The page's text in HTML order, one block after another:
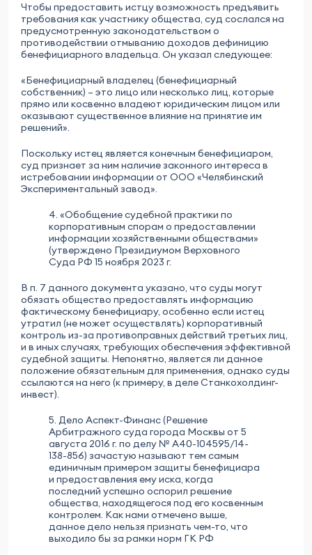
Чтобы предоставить истцу возможность предъявить
требования как участнику общества, суд сослался на
предусмотренную законодательством о
противодействии отмыванию доходов дефиницию
бенефициарного владельца. Он указал следующее:
«Бенефициарный владелец (бенефициарный
собственник) – это лицо или несколько лиц, которые
прямо или косвенно владеют юридическим лицом или
оказывают существенное влияние на принятие им
решений».
Поскольку истец является конечным бенефициаром,
суд признает за ним наличие законного интереса в
истребовании информации от ООО «Челябинский
Экспериментальный завод».
4. «Обобщение судебной практики по
корпоративным спорам о предоставлении
информации хозяйственными обществами»
(утверждено Президиумом Верховного
Суда РФ 15 ноября 2023 г.
В п. 7 данного документа указано, что суды могут
обязать общество предоставлять информацию
фактическому бенефициару, особенно если истец
утратил (не может осуществлять) корпоративный
контроль из-за противоправных действий третьих лиц,
и в иных случаях, требующих обеспечения эффективной
судебной защиты. Непонятно, является ли данное
положение обязательным для применения, однако суды
ссылаются на него (к примеру, в деле Станкохолдинг-
инвест).
5. Дело Аспект-Финанс (Решение
Арбитражного суда города Москвы от 5
августа 2016 г. по делу № А40-104595/14-
138-856) зачастую называют тем самым
единичным примером защиты бенефициара
и предоставления ему иска, когда
последний успешно оспорил решение
общества, находящегося под его косвенным
контролем. Как нами отмечено выше,
данное дело нельзя признать чем-то, что
выходило бы за рамки норм ГК РФ